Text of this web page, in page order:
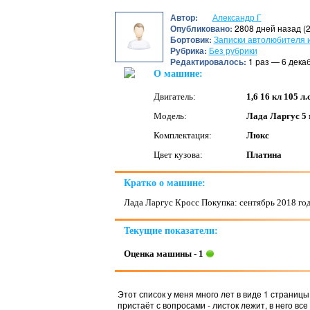
Автор: Александр Г
Опубликовано: 2808 дней назад
Бортовик: Записки автолюбителя
Рубрика: Без рубрики
Редактировалось: 1 раз — 6
О машине:
Двигатель:
1,6 16 кл 105
Модель:
Лада Ларгус 5
Комплектация:
Люкс
Цвет кузова:
Платина
Кратко о машине:
Лада Ларгус Кросс Покупка: сентябрь 2018
Текущие показатели:
Оценка машины - 1
Этот список у меня много лет в виде 1
пристаёт с вопросами - листок лежит, в него